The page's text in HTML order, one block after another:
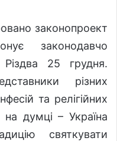
законопроект
законодавчо
Різдва 25 грудня.
різних
та релігійних
на думці – Україна
святкувати